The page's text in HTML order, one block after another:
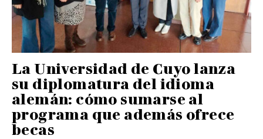
La Universidad de Cuyo lanza
su diplomatura del idioma
alemán: cómo sumarse al
programa que además ofrece
becas